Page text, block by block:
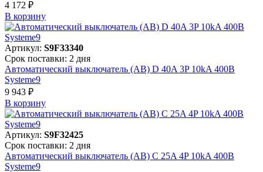
4 172 ₽
В корзинy
Артикул: S9F33340
Срок поставки: 2 дня
Автоматический выключатель (АВ) D 40A 3P 10kA 400В
Systeme9
9 943 ₽
В корзинy
Артикул: S9F32425
Срок поставки: 2 дня
Автоматический выключатель (АВ) C 25A 4P 10kA 400В
Systeme9